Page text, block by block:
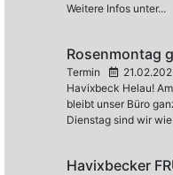
Weitere Infos unter...
Rosenmontag
Termin
Havixbeck Helau!
bleibt unser Büro
Dienstag sind wir
Havixbecker